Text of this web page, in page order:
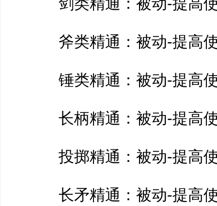
斧类精通：被动-提高使
锤类精通：被动-提高使
长柄精通：被动-提高使
投掷精通：被动-提高使
长矛精通：被动-提高使